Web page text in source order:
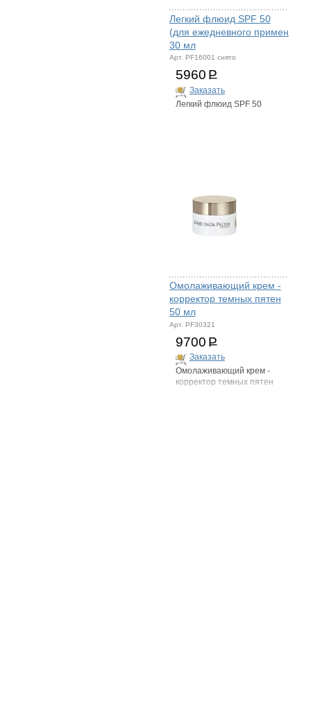
Легкий флюид SPF 50
(для ежедневного
30 мл
Арт. PF16001 снято
5960 Р
Заказать
Легкий флюид SPF 50
Омолаживающий крем -
корректор темных пятен
50 мл
Арт. PF30321
9700 Р
Заказать
Омолаживающий крем -
корректор темных пятен